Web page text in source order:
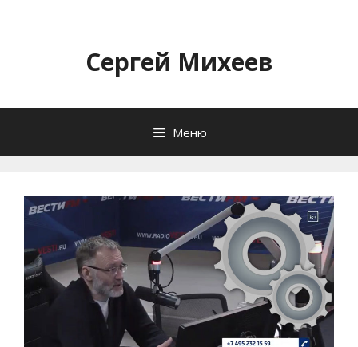
содержимомуСергей Михеев
Меню